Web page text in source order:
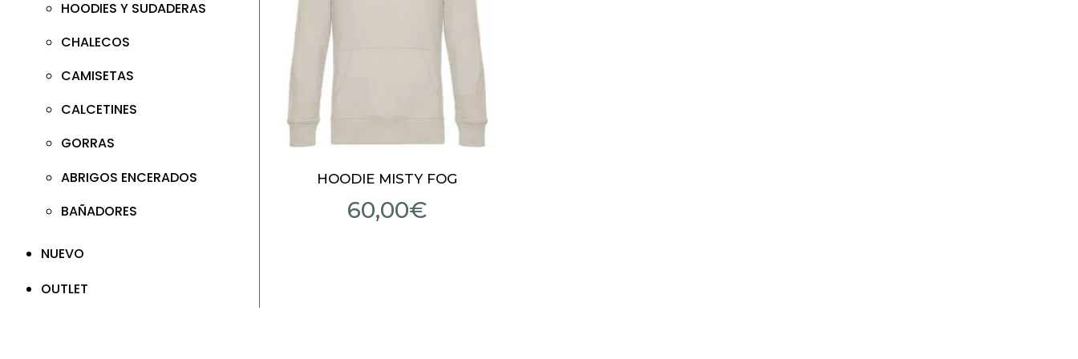
HOODIES Y SUDADERAS
CHALECOS
CAMISETAS
CALCETINES
GORRAS
ABRIGOS ENCERADOS
BAÑADORES
NUEVO
OUTLET
HOODIE MISTY FOG
60,00€